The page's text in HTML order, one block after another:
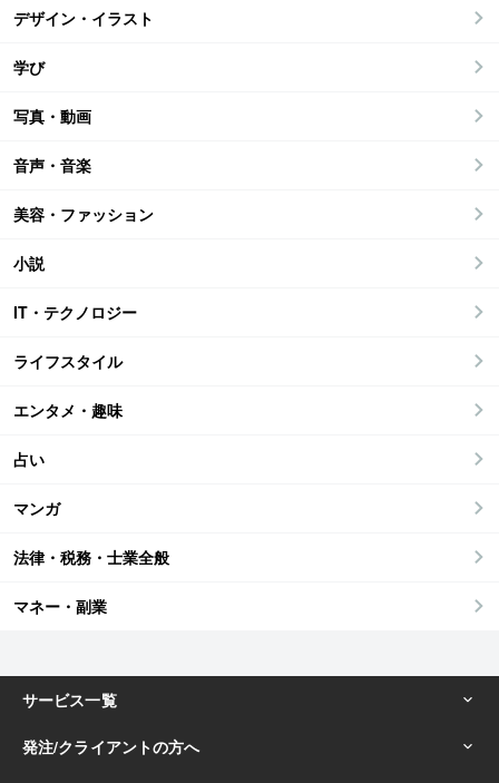
デザイン・イラスト
学び
写真・動画
音声・音楽
美容・ファッション
小説
IT・テクノロジー
ライフスタイル
エンタメ・趣味
占い
マンガ
法律・税務・士業全般
マネー・副業